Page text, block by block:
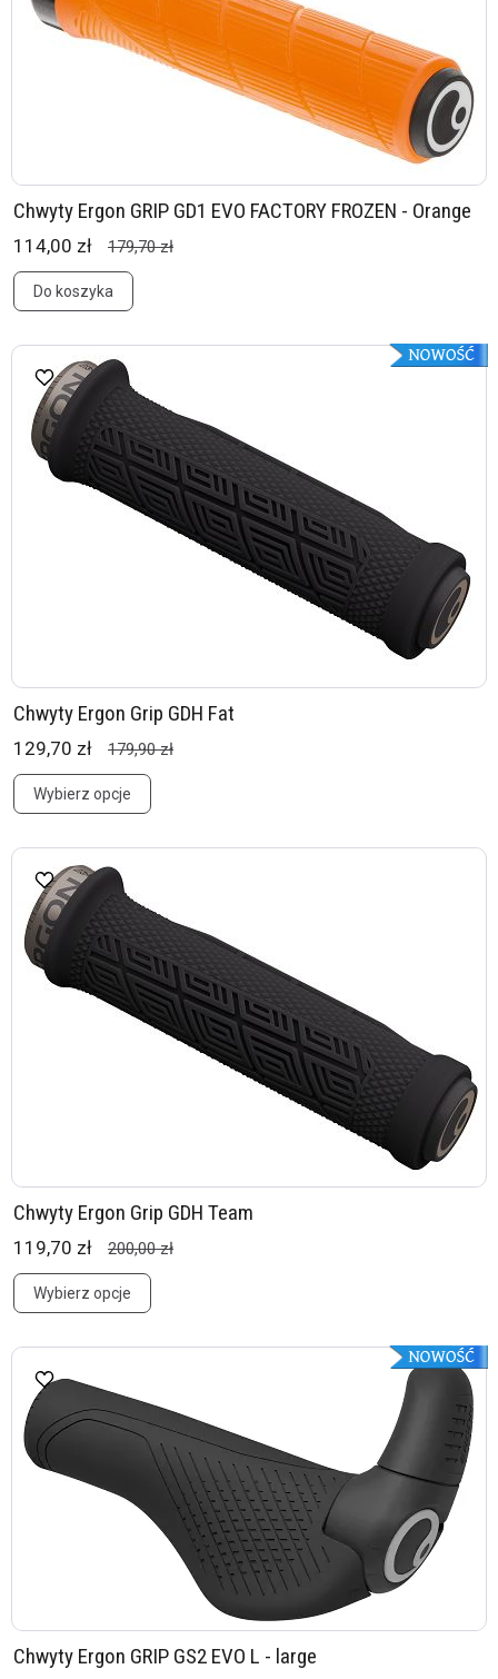
Chwyty Ergon GRIP GD1 EVO FACTORY FROZEN - Orange
114,00 zł 179,70 zł
Do koszyka
Chwyty Ergon Grip GDH Fat
129,70 zł 179,90 zł
Wybierz opcje
Chwyty Ergon Grip GDH Team
119,70 zł 200,00 zł
Wybierz opcje
Chwyty Ergon GRIP GS2 EVO L - large